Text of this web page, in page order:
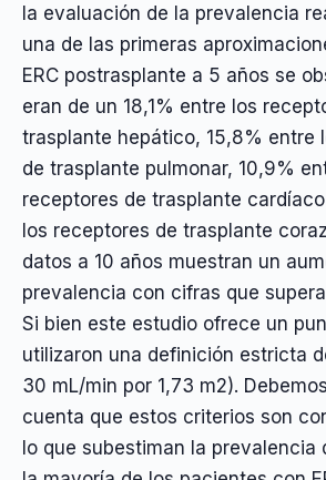
la evaluación de la prevalencia
una de las primeras
ERC postrasplante a 5 años se
eran de un 18,1% entre los
trasplante hepático, 15,8% entre
de trasplante pulmonar, 10,9%
receptores de trasplante
los receptores de trasplante
datos a 10 años muestran un
prevalencia con cifras que
Si bien este estudio ofrece un
utilizaron una definición estricta
30 mL/min por 1,73 m2).
cuenta que estos criterios son
lo que subestiman la prevalencia